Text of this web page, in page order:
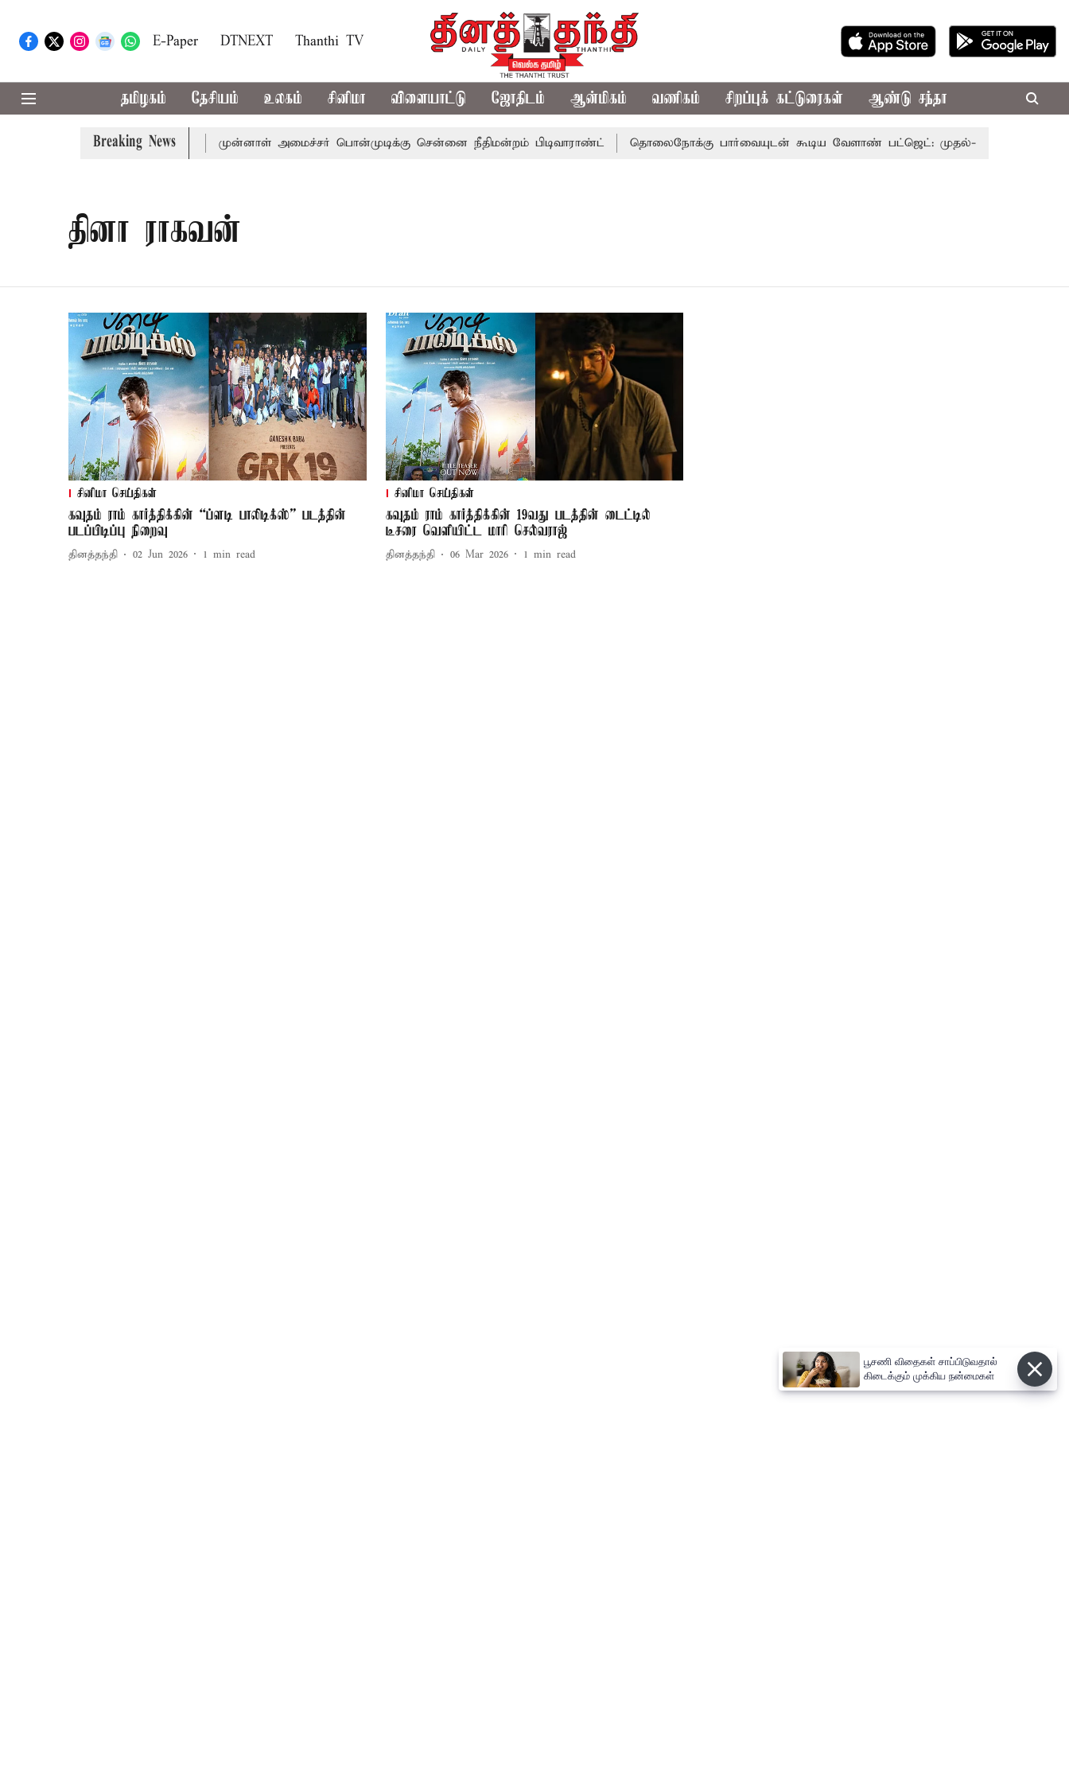
E-Paper DTNEXT Thanthi TV
தமிழகம் தேசியம் உலகம் சினிமா விளையாட்டு ஜோதிடம் ஆன்மிகம் வணிகம் சிறப்புக் கட்டுரைகள் ஆண்டு சந்தா
Breaking News
அமைச்சர் விஜய் அழைப்பு முன்னாள் அமைச்சர் பொன்முடிக்கு சென்னை நீதிமன்றம் பிடிவாராண்ட் தொலைநோக்கு பார்வையுடன் கூடிய வேளாண் பட்ஜெட்: முதல்-அமைச்சர் விஜய்
தினா ராகவன்
சினிமா செய்திகள்
கவுதம் ராம் கார்த்திக்கின் “ப்ளடி பாலிடிக்ஸ்” படத்தின்
படப்பிடிப்பு நிறைவு
தினத்தந்தி 02 Jun 2026 1 min read
சினிமா செய்திகள்
கவுதம் ராம் கார்த்திக்கின் 19வது படத்தின் டைட்டில்
டீசரை வெளியிட்ட மாரி செல்வராஜ்
தினத்தந்தி 06 Mar 2026 1 min read
பூசணி விதைகள் சாப்பிடுவதால்
கிடைக்கும் முக்கிய நன்மைகள்